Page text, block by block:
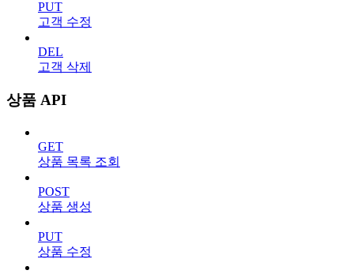
PUT
고객 수정
DEL
고객 삭제
상품 API
GET
상품 목록 조회
POST
상품 생성
PUT
상품 수정